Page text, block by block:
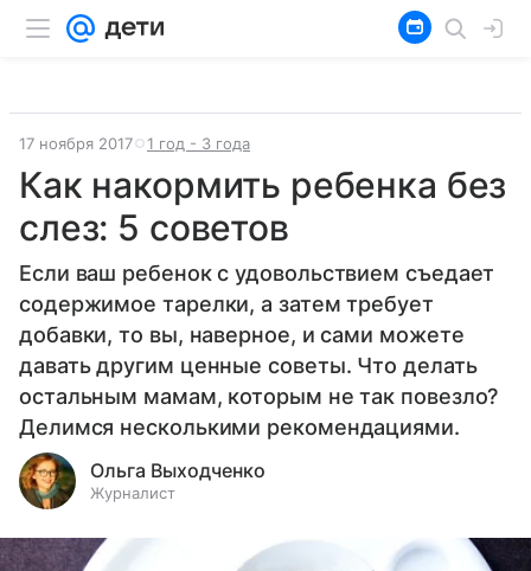
17 ноября 2017 1 год - 3 года
Как накормить ребенка без
слез: 5 советов
Если ваш ребенок с удовольствием съедает
содержимое тарелки, а затем требует
добавки, то вы, наверное, и сами можете
давать другим ценные советы. Что делать
остальным мамам, которым не так повезло?
Делимся несколькими рекомендациями.
Ольга Выходченко
Журналист